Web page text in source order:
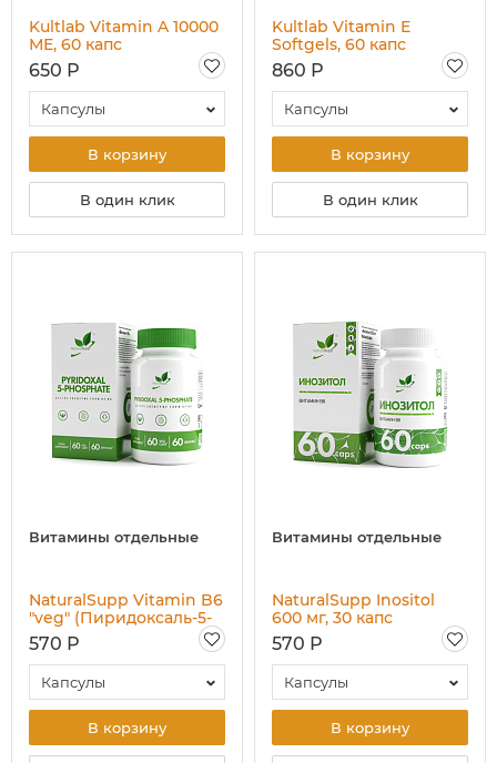
Kultlab Vitamin A 10000
МЕ, 60 капс
650 Р
Капсулы
В корзину
В один клик
Kultlab Vitamin E
Softgels, 60 капс
860 Р
Капсулы
В корзину
В один клик
Витамины отдельные
NaturalSupp Vitamin B6
"veg" (Пиридоксаль-5-
фосфат), 60 капс
570 Р
Капсулы
В корзину
Витамины отдельные
NaturalSupp Inositol
600 мг, 30 капс
570 Р
Капсулы
В корзину